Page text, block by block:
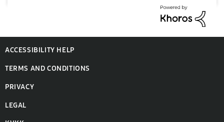
ACCESSIBILITY HELP
TERMS AND CONDITIONS
PRIVACY
LEGAL